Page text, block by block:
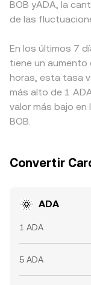
BOB yADA, la
de las
En los últimos 7
tiene un aumento
horas, esta tasa
más alto de 1
valor más bajo
BOB.
Convertir
ADA
1 ADA
5 ADA